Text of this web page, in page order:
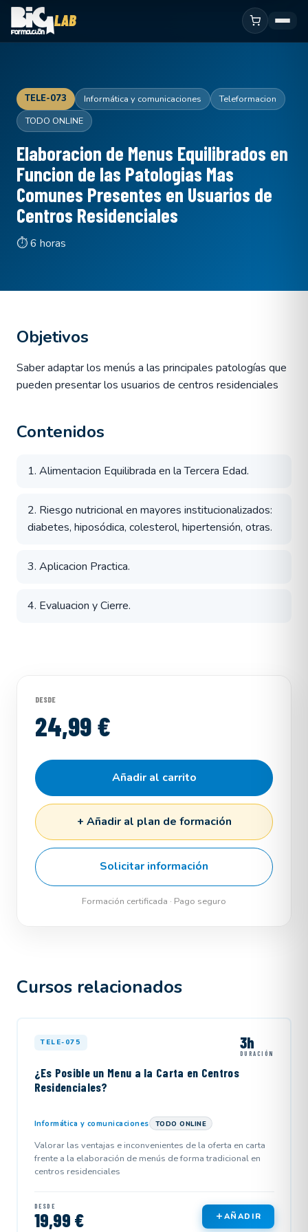
TELE-073 Informática y comunicaciones
Teleformacion
TODO ONLINE
Elaboracion de Menus Equilibrados en
Funcion de las Patologias Mas
Comunes Presentes en Usuarios de
Centros Residenciales
⏱ 6 horas
Objetivos
Saber adaptar los menús a las principales patologías que
pueden presentar los usuarios de centros residenciales
Contenidos
1. Alimentacion Equilibrada en la Tercera Edad.
2. Riesgo nutricional en mayores institucionalizados:
diabetes, hiposódica, colesterol, hipertensión, otras.
3. Aplicacion Practica.
4. Evaluacion y Cierre.
DESDE
24,99 €
Añadir al carrito
+ Añadir al plan de formación
Solicitar información
Formación certificada · Pago seguro
Cursos relacionados
TELE-075 3h
DURACIÓN
¿Es Posible un Menu a la Carta en Centros
Residenciales?
Informática y comunicaciones TODO ONLINE
Valorar las ventajas e inconvenientes de la oferta en carta
frente a la elaboración de menús de forma tradicional en
centros residenciales
DESDE
19,99 € AÑADIR